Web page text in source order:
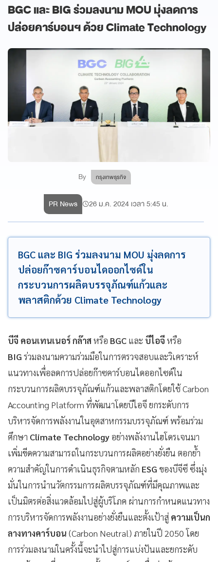
BGC และ BIG ร่วมลงนาม MOU มุ่งลดการ
ปล่อยคาร์บอนฯ ด้วย Climate Technology
By กรุงเทพธุรกิจ
PR News 26 ม.ค. 2024 เวลา 5:45 น.
BGC และ BIG ร่วมลงนาม MOU มุ่งลดการ
ปล่อยก๊าซคาร์บอนไดออกไซด์ใน
กระบวนการผลิตบรรจุภัณฑ์แก้วและ
พลาสติกด้วย Climate Technology
บีจี คอนเทนเนอร์ กล๊าสหรือ BGC และ บีไอจี หรือ
BIG ร่วมลงนามความร่วมมือในการตรวจสอบและวิเคราะห์
แนวทางเพื่อลดการปล่อยก๊าซคาร์บอนไดออกไซด์ใน
กระบวนการผลิตบรรจุภัณฑ์แก้วและพลาสติกโดยใช้ Carbon
Accounting Platform ที่พัฒนาโดยบีไอจี ยกระดับการ
บริหารจัดการพลังงานในอุตสาหกรรมบรรจุภัณฑ์ พร้อมร่วม
ศึกษา Climate Technology อย่างพลังงานไฮโดรเจนมา
เพิ่มขีดความสามารถในกระบวนการผลิตอย่างยั่งยืน ตอกย้ำ
ความสำคัญในการดำเนินธุรกิจตามหลัก ESG ของบีจีซี ซึ่งมุ่ง
มั่นในการนำนวัตกรรมการผลิตบรรจุภัณฑ์ที่มีคุณภาพและ
เป็นมิตรต่อสิ่งแวดล้อมไปสู่ผู้บริโภค ผ่านการกำหนดแนวทาง
การบริหารจัดการพลังงานอย่างยั่งยืนและตั้งเป้าสู่ ความเป็นก
ลางทางคาร์บอน (Carbon Neutral) ภายในปี 2050 โดย
การร่วมลงนามในครั้งนี้จะนำไปสู่การแบ่งปันและยกระดับ